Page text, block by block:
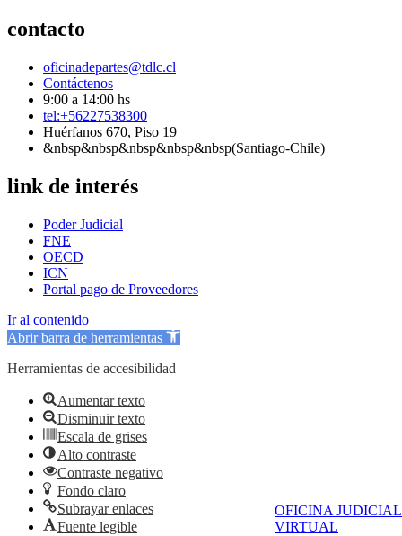
OFICINA JUDICIAL
VIRTUAL
contacto
oficinadepartes@tdlc.cl
Contáctenos
9:00 a 14:00 hs
tel:+56227538300
Huérfanos 670, Piso 19
&nbsp&nbsp&nbsp&nbsp&nbsp(Santiago-Chile)
link de interés
Poder Judicial
FNE
OECD
ICN
Portal pago de Proveedores
Ir al contenido
Abrir barra de herramientas
Herramientas de accesibilidad
Aumentar texto
Disminuir texto
Escala de grises
Alto contraste
Contraste negativo
Fondo claro
Subrayar enlaces
Fuente legible